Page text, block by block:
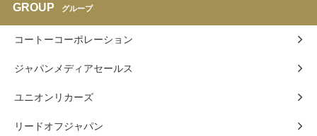
GROUP グループ
コートーコーポレーション
ジャパンメディアセールス
ユニオンリカーズ
リードオフジャパン